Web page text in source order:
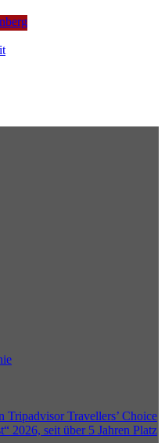
Tripadvisor Travellers’ Choice
2026, seit über 5 Jahren Platz